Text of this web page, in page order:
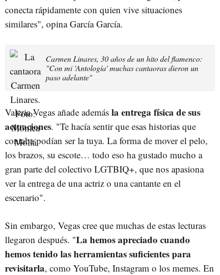
conecta rápidamente con quien vive situaciones
similares", opina García García.
Carmen Linares, 30 años de un hito del flamenco:
"Con mi 'Antología' muchas cantaoras dieron un
paso adelante"
Valeria Vegas añade además la entrega física de sus
actuaciones. "Te hacía sentir que esas historias que
contaba podían ser la tuya. La forma de mover el pelo,
los brazos, su escote… todo eso ha gustado mucho a
gran parte del colectivo LGTBIQ+, que nos apasiona
ver la entrega de una actriz o una cantante en el
escenario".
Sin embargo, Vegas cree que muchas de estas lecturas
llegaron después. "La hemos apreciado cuando
hemos tenido las herramientas suficientes para
revisitarla, como YouTube, Instagram o los memes. En